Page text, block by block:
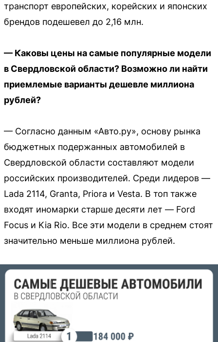
транспорт европейских, корейских и японских
брендов подешевел до 2,16 млн.
— Каковы цены на самые популярные модели
в Свердловской области? Возможно ли найти
приемлемые варианты дешевле миллиона
рублей?
— Согласно данным «Авто.ру», основу рынка
бюджетных подержанных автомобилей в
Свердловской области составляют модели
российских производителей. Среди лидеров —
Lada 2114, Granta, Priora и Vesta. В топ также
входят иномарки старше десяти лет — Ford
Focus и Kia Rio. Все эти модели в среднем стоят
значительно меньше миллиона рублей.